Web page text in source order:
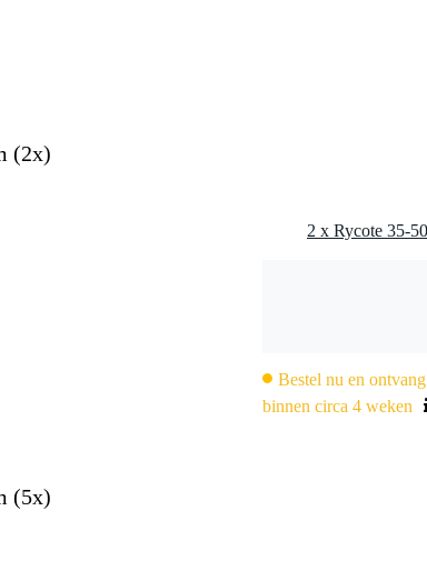
schuim
licht
(2x)
Bestel nu en ontvang
binnen circa 4 weken
(5x)